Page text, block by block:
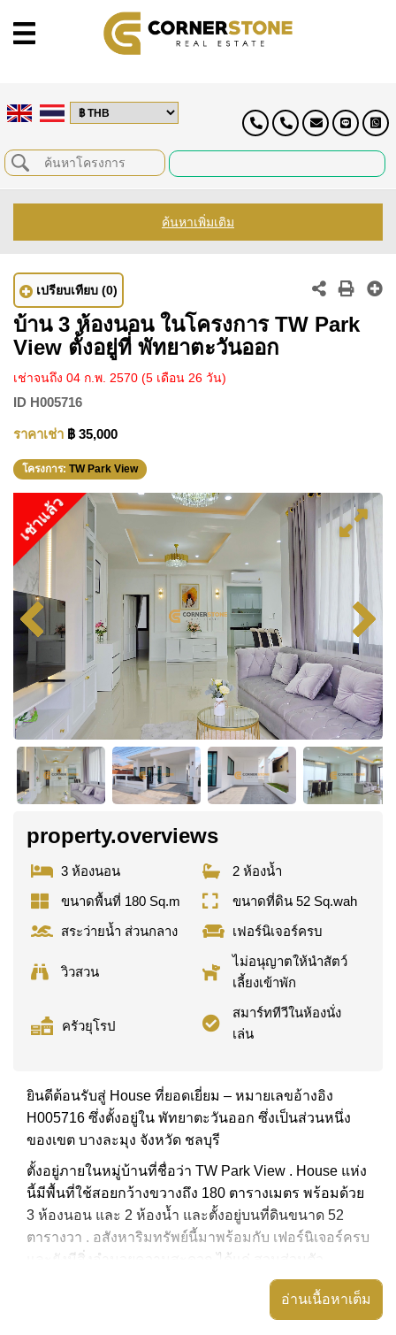
ค้นหาเพิ่มเติม
เปรียบเทียบ (0)
บ้าน 3 ห้องนอน ในโครงการ TW Park
View ตั้งอยู่ที่ พัทยาตะวันออก
เช่าจนถึง 04 ก.พ. 2570 (5 เดือน 26 วัน)
ID H005716
ราคาเช่า ฿ 35,000
โครงการ: TW Park View
เช่าแล้ว
property.overviews
3 ห้องนอน
2 ห้องน้ำ
ขนาดพื้นที่ 180 Sq.m
ขนาดที่ดิน 52 Sq.wah
สระว่ายน้ำ ส่วนกลาง
เฟอร์นิเจอร์ครบ
วิวสวน
ไม่อนุญาตให้นำสัตว์
เลี้ยงเข้าพัก
ครัวยุโรป
สมาร์ททีวีในห้องนั่ง
เล่น
ยินดีต้อนรับสู่ House ที่ยอดเยี่ยม – หมายเลขอ้างอิง
H005716 ซึ่งตั้งอยู่ใน พัทยาตะวันออก ซึ่งเป็นส่วนหนึ่ง
ของเขต บางละมุง จังหวัด ชลบุรี
ตั้งอยู่ภายในหมู่บ้านที่ชื่อว่า TW Park View . House แห่ง
นี้มีพื้นที่ใช้สอยกว้างขวางถึง 180 ตารางเมตร พร้อมด้วย
3 ห้องนอน และ 2 ห้องน้ำ และตั้งอยู่บนที่ดินขนาด 52
ตารางวา . อสังหาริมทรัพย์นี้มาพร้อมกับ เฟอร์นิเจอร์ครบ
และยังมีสิ่งอำนวยความสะดวก ได้แก่ สวนส่วนตัว,
อสังหาริมทรัพย์นี้สามารถใช้ สระว่ายน้ำ ส่วนกลาง ได้
TW Park View มีสิ่งอำนวยความสะดวกส่วนกลาง ได้แก่
อ่านเนื้อหาเต็ม